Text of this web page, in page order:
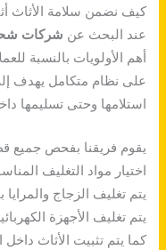
كيف نضمن سلامة الأثاث
عند البحث عن شركات
على نظام متكامل يهدف
استلامها وحتى تسليمها
يقوم فريقنا بفحص جميع
اختيار مواد التغليف
يتم تغليف الزجاج
يتم تغليف الأجهزة
كما يتم تثبيت الأثاث